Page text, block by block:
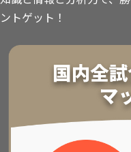
ントゲット！